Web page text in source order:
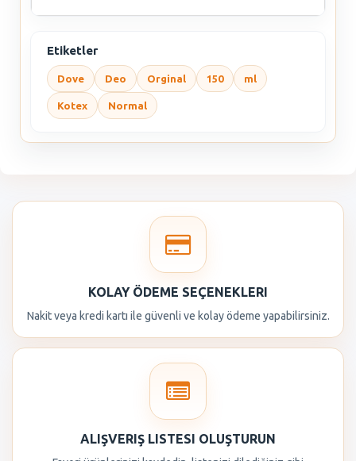
Etiketler
Dove Deo Orginal 150 ml
Kotex Normal
KOLAY ÖDEME SEÇENEKLERI
Nakit veya kredi kartı ile güvenli ve kolay ödeme yapabilirsiniz.
ALIŞVERIŞ LISTESI OLUŞTURUN